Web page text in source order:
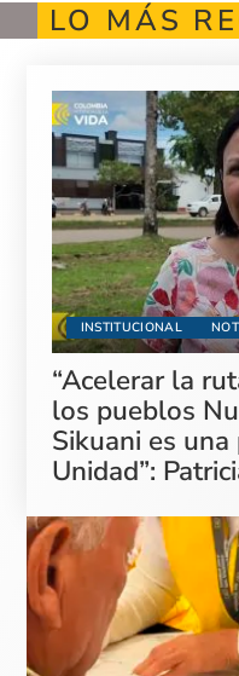
LO MÁS
INSTITUCIONAL
“Acelerar la
los pueblos
Sikuani es
Unidad”: